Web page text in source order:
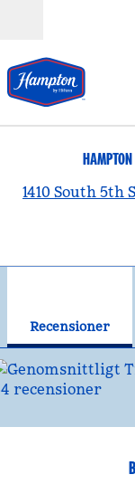
1410 South 5th
Recensioner